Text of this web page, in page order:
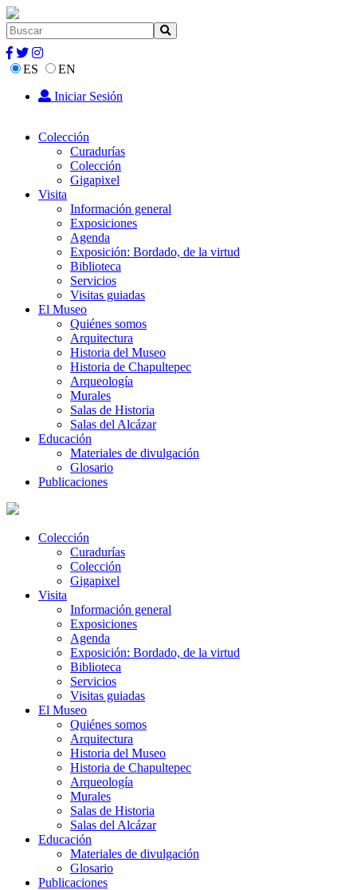
ES
EN
Iniciar Sesión
Colección
Curadurías
Colección
Gigapixel
Visita
Información general
Exposiciones
Agenda
Exposición: Bordado, de la virtud
Biblioteca
Servicios
Visitas guiadas
El Museo
Quiénes somos
Arquitectura
Historia del Museo
Historia de Chapultepec
Arqueología
Murales
Salas de Historia
Salas del Alcázar
Educación
Materiales de divulgación
Glosario
Publicaciones
Colección
Curadurías
Colección
Gigapixel
Visita
Información general
Exposiciones
Agenda
Exposición: Bordado, de la virtud
Biblioteca
Servicios
Visitas guiadas
El Museo
Quiénes somos
Arquitectura
Historia del Museo
Historia de Chapultepec
Arqueología
Murales
Salas de Historia
Salas del Alcázar
Educación
Materiales de divulgación
Glosario
Publicaciones